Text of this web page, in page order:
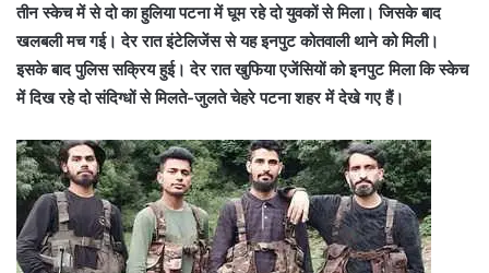
तीन स्केच में से दो का हुलिया ‎पटना में घूम रहे दो युवकों से मिला। जिसके बाद
खलबली मच गई। देर ‎रात इंटेलिजेंस से यह इनपुट कोतवाली थाने‎ को मिली।
इसके बाद पुलिस सक्रिय हुई। ‎देर रात खुफिया एजेंसियों को इनपुट मिला कि स्केच
में दिख रहे दो संदिग्धों से मिलते-जुलते चेहरे पटना शहर में देखे गए हैं।